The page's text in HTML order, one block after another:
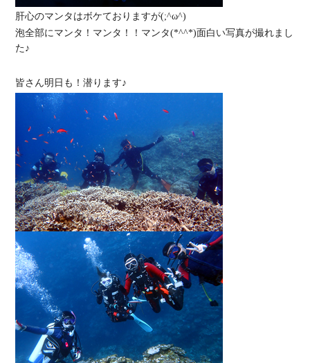
肝心のマンタはボケておりますが(;^ω^)
泡全部にマンタ！マンタ！！マンタ(*^^*)面白い写真が撮れまし
た♪
皆さん明日も！潜ります♪